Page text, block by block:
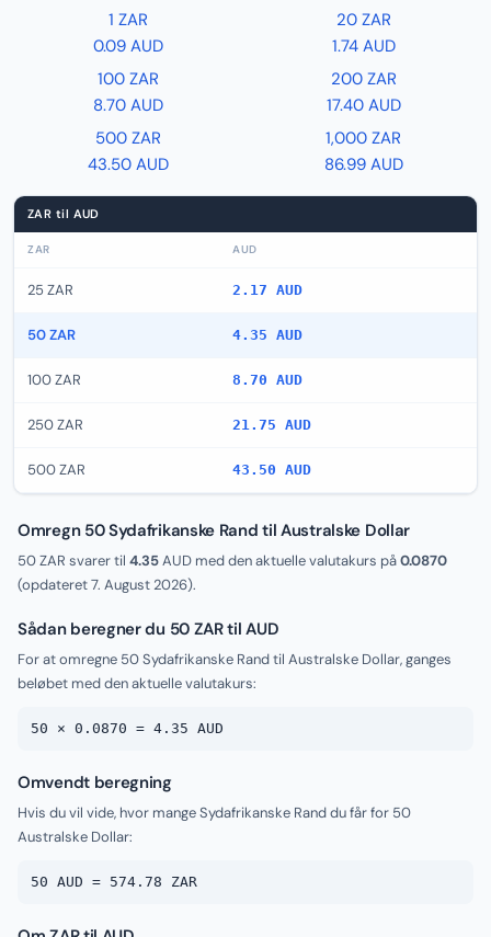
1 ZAR
0.09 AUD
20 ZAR
1.74 AUD
100 ZAR
8.70 AUD
200 ZAR
17.40 AUD
500 ZAR
43.50 AUD
1,000 ZAR
86.99 AUD
ZAR til AUD
ZAR AUD
25 ZAR 2.17 AUD
50 ZAR 4.35 AUD
100 ZAR 8.70 AUD
250 ZAR 21.75 AUD
500 ZAR 43.50 AUD
Omregn 50 Sydafrikanske Rand til Australske Dollar
50 ZAR svarer til 4.35AUD med den aktuelle valutakurs på0.0870
(opdateret7. August 2026).
Sådan beregner du 50 ZAR til AUD
For at omregne 50 Sydafrikanske Rand til Australske Dollar, ganges
beløbet med den aktuelle valutakurs:
50 × 0.0870 = 4.35 AUD
Omvendt beregning
Hvis du vil vide, hvor mange Sydafrikanske Rand du får for 50
Australske Dollar:
50 AUD = 574.78 ZAR